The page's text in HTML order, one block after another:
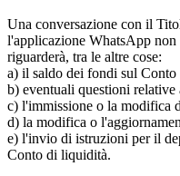
Una conversazione con il
l'applicazione WhatsApp
riguarderà, tra le altre cose:
a) il saldo dei fondi sul
b) eventuali questioni
c) l'immissione o la modifica
d) la modifica o
e) l'invio di istruzioni per il
Conto di liquidità.